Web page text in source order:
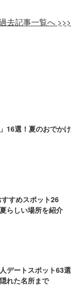
去記事一覧へ >>>
16選！夏のおでかけ
すすめスポット26
らしい場所を紹介
デートスポット63選
れた名所まで